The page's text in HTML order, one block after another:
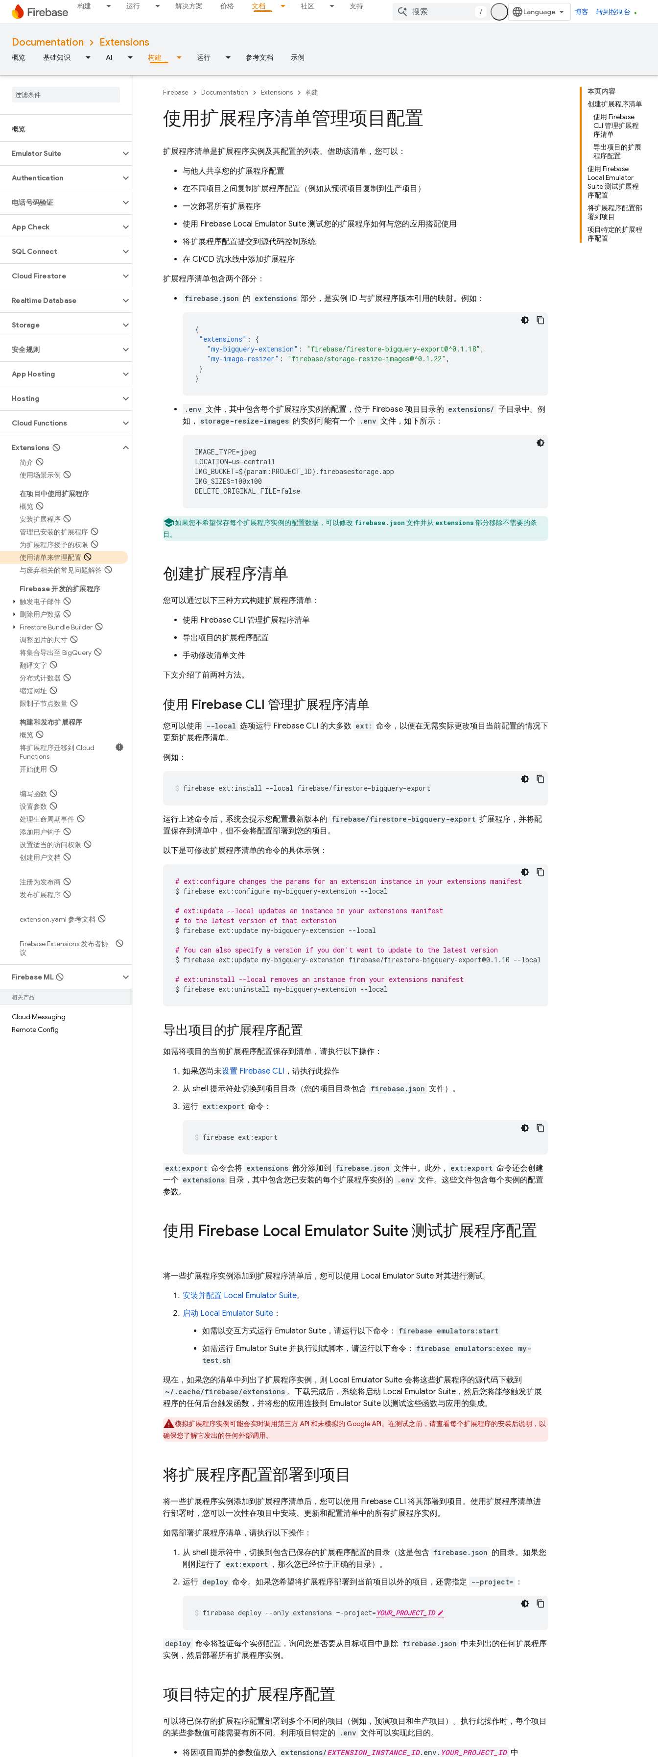
构建 运行 解决方案 价格 文档 社区 支持
/ 博客 转到控制台
Documentation Extensions
概览 基础知识 AI 构建 运行 参考文档 示例
概览
Emulator Suite
Authentication
电话号码验证
App Check
SQL Connect
Cloud Firestore
Realtime Database
Storage
安全规则
App Hosting
Hosting
Cloud Functions
Extensions
简介
使用场景示例
在项目中使用扩展程序
概览
安装扩展程序
管理已安装的扩展程序
为扩展程序授予的权限
使用清单来管理配置
与废弃相关的常见问题解答
Firebase 开发的扩展程序
触发电子邮件
删除用户数据
Firestore Bundle Builder
调整图片的尺寸
将集合导出至 BigQuery
翻译文字
分布式计数器
缩短网址
限制子节点数量
构建和发布扩展程序
概览
将扩展程序迁移到 Cloud
Functions
开始使用
编写函数
设置参数
处理生命周期事件
添加用户钩子
设置适当的访问权限
创建用户文档
注册为发布商
发布扩展程序
extension.yaml 参考文档
Firebase Extensions 发布者协
议
Firebase ML
相关产品
Cloud Messaging
Remote Config
本页内容
创建扩展程序清单
使用 Firebase
CLI 管理扩展程
序清单
导出项目的扩展
程序配置
使用 Firebase
Local Emulator
Suite 测试扩展程
序配置
将扩展程序配置部
署到项目
项目特定的扩展程
序配置
Firebase Documentation Extensions 构建
使用扩展程序清单管理项目配置
扩展程序清单是扩展程序实例及其配置的列表。借助该清单，您可以：
与他人共享您的扩展程序配置
在不同项目之间复制扩展程序配置（例如从预演项目复制到生产项目）
一次部署所有扩展程序
使用 Firebase Local Emulator Suite 测试您的扩展程序如何与您的应用搭配使用
将扩展程序配置提交到源代码控制系统
在 CI/CD 流水线中添加扩展程序
扩展程序清单包含两个部分：
firebase.json 的 extensions 部分，是实例 ID 与扩展程序版本引用的映射。例如：
{
"extensions" :
{
"my-bigquery-extension" : "firebase/firestore-bigquery-export@^0.1.18" ,
"my-image-resizer" : "firebase/storage-resize-images@^0.1.22" ,
}
}
.env 文件，其中包含每个扩展程序实例的配置，位于 Firebase 项目目录的 extensions/ 子目录中。例
如，
storage-resize-images 的实例可能有一个 .env 文件，如下所示：
IMAGE_TYPE=jpeg
LOCATION=us-central1
IMG_BUCKET=${param:PROJECT_ID}.firebasestorage.app
IMG_SIZES=100x100
DELETE_ORIGINAL_FILE=false
如果您不希望保存每个扩展程序实例的配置数据，可以修改 firebase.json 文件并从 extensions 部分移除不需要的条
目。
创建扩展程序清单
您可以通过以下三种方式构建扩展程序清单：
使用 Firebase CLI 管理扩展程序清单
导出项目的扩展程序配置
手动修改清单文件
下文介绍了前两种方法。
使用 Firebase CLI 管理扩展程序清单
您可以使用 --local 选项运行 Firebase CLI 的大多数 ext: 命令，以便在无需实际更改项目当前配置的情况下
更新扩展程序清单。
例如：
firebase ext:install --local firebase/firestore-bigquery-export
运行上述命令后，系统会提示您配置最新版本的 firebase/firestore-bigquery-export 扩展程序，并将配
置保存到清单中，但不会将配置部署到您的项目。
以下是可修改扩展程序清单的命令的具体示例：
# ext:configure changes the params for an extension instance in your extensions manifest
$ firebase ext:configure my-bigquery-extension --local
# ext:update --local updates an instance in your extensions manifest
# to the latest version of that extension
$ firebase ext:update my-bigquery-extension --local
# You can also specify a version if you don't want to update to the latest version
$ firebase ext:update my-bigquery-extension firebase/firestore-bigquery-export@0.1.10 --local
# ext:uninstall --local removes an instance from your extensions manifest
$ firebase ext:uninstall my-bigquery-extension
导出项目的扩展程序配置
如需将项目的当前扩展程序配置保存到清单，请执行以下操作：
如果您尚未设置 Firebase CLI ，请执行此操作
从 shell 提示符处切换到项目目录（您的项目目录包含 firebase.json 文件）。
运行 ext:export 命令：
firebase ext:export
ext:export 命令会将 extensions 部分添加到 firebase.json 文件中。此外， ext:export 命令还会创建
一个 extensions 目录，其中包含您已安装的每个扩展程序实例的 .env 文件。这些文件包含每个实例的配置
参数。
使用 Firebase Local Emulator Suite 测试扩展程序配置
将一些扩展程序实例添加到扩展程序清单后，您可以使用 Local Emulator Suite 对其进行测试。
安装并配置 Local Emulator Suite。
启动 Local Emulator Suite ：
如需以交互方式运行 Emulator Suite，请运行以下命令：
firebase emulators:start
如需运行 Emulator Suite 并执行测试脚本，请运行以下命令：
firebase emulators:exec my-
test.sh
现在，如果您的清单中列出了扩展程序实例，则 Local Emulator Suite 会将这些扩展程序的源代码下载到
~/.cache/firebase/extensions 。下载完成后，系统将启动 Local Emulator Suite ，然后您将能够触发扩展
程序的任何后台触发函数，并将您的应用连接到 Emulator Suite 以测试这些函数与应用的集成。
模拟扩展程序实例可能会实时调用第三方 API 和未模拟的 Google API。在测试之前，请查看每个扩展程序的安装后说明，以
确保您了解它发出的任何外部调用。
将扩展程序配置部署到项目
将一些扩展程序实例添加到扩展程序清单后，您可以使用 Firebase CLI 将其部署到项目。使用扩展程序清单进
行部署时，您可以一次性在项目中安装、更新和配置清单中的所有扩展程序实例。
如需部署扩展程序清单，请执行以下操作：
从 shell 提示符中，切换到包含已保存的扩展程序配置的目录（这是包含 firebase.json 的目录。如果您
刚刚运行了 ext:export ，那么您已经位于正确的目录）。
运行 deploy 命令。如果您希望将扩展程序部署到当前项目以外的项目，还需指定 --project= ：
firebase deploy --only extensions –-project= YOUR_PROJECT_ID
deploy 命令将验证每个实例配置，询问您是否要从目标项目中删除 firebase.json 中未列出的任何扩展程序
实例，然后部署所有扩展程序实例。
项目特定的扩展程序配置
可以将已保存的扩展程序配置部署到多个不同的项目（例如，预演项目和生产项目）。执行此操作时，每个项目
的某些参数值可能需要有所不同。利用项目特定的
.env 文件可以实现此目的。
将因项目而异的参数值放入 extensions/EXTENSION_INSTANCE_ID.env. YOUR_PROJECT_ID 中